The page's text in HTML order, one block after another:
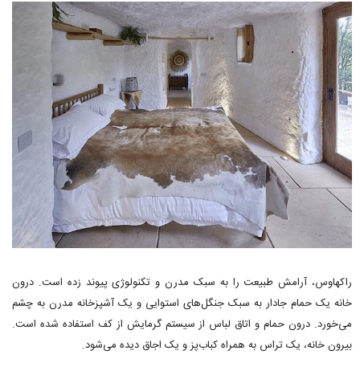
راکهاوس، آرامش طبیعت را به سبک مدرن و تکنولوژی پیوند زده است. درون
خانه یک حمام جادار به سبک جنگل‌های استوایی و یک آشپزخانه مدرن به چشم
می‌خورد. درون حمام و اتاق لباس از سیستم گرمایش از کف استفاده شده است.
بیرون خانه، یک تراس به همراه کباب‌پز و یک اجاق دیده می‌شود.